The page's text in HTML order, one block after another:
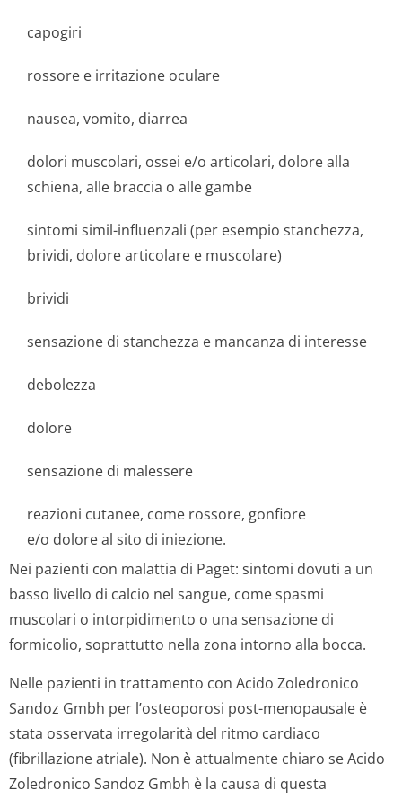
capogiri
rossore e irritazione oculare
nausea, vomito, diarrea
dolori muscolari, ossei e/o articolari, dolore alla
schiena, alle braccia o alle gambe
sintomi simil-influenzali (per esempio stanchezza,
brividi, dolore articolare e muscolare)
brividi
sensazione di stanchezza e mancanza di interesse
debolezza
dolore
sensazione di malessere
reazioni cutanee, come rossore, gonfiore
e/o dolore al sito di iniezione.
Nei pazienti con malattia di Paget: sintomi dovuti a un
basso livello di calcio nel sangue, come spasmi
muscolari o intorpidimento o una sensazione di
formicolio, soprattutto nella zona intorno alla bocca.
Nelle pazienti in trattamento con Acido Zoledronico
Sandoz Gmbh per l’osteoporosi post-menopausale è
stata osservata irregolarità del ritmo cardiaco
(fibrillazione atriale). Non è attualmente chiaro se Acido
Zoledronico Sandoz Gmbh è la causa di questa